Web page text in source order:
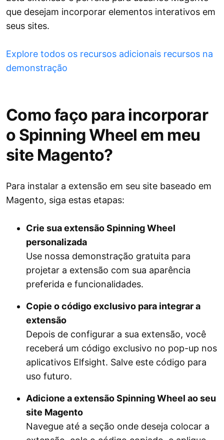
que desejam incorporar elementos interativos em
seus sites.
Explore todos os recursos adicionais recursos na
demonstração
Como faço para incorporar
o Spinning Wheel em meu
site Magento?
Para instalar a extensão em seu site baseado em
Magento, siga estas etapas:
Crie sua extensão Spinning Wheel
personalizada
Use nossa demonstração gratuita para
projetar a extensão com sua aparência
preferida e funcionalidades.
Copie o código exclusivo para integrar a
extensão
Depois de configurar a sua extensão, você
receberá um código exclusivo no pop-up nos
aplicativos Elfsight. Salve este código para
uso futuro.
Adicione a extensão Spinning Wheel ao seu
site Magento
Navegue até a seção onde deseja colocar a